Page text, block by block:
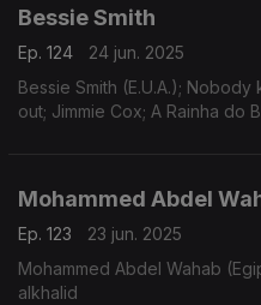
Bessie Smith
Ep. 124
24 jun. 2025
Bessie Smith (E.U.A.);
out; Jimmie Cox; A Rainha do
Mohammed Abdel
Ep. 123
23 jun. 2025
Mohammed Abdel Wahab
alkhalid